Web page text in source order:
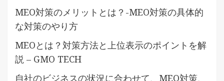
MEO対策のメリットとは？-MEO対策の具体的
な対策のやり方
MEOとは？対策方法と上位表示のポイントを解
説 – GMO TECH
自社のビジネスの状況に合わせて、MEO対策、